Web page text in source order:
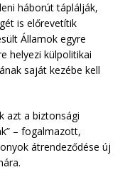
háborút táplálják,
is előrevetítik
Államok egyre
helyezi külpolitikai
saját kezébe kell
azt a biztonsági
– fogalmazott,
átrendeződése új